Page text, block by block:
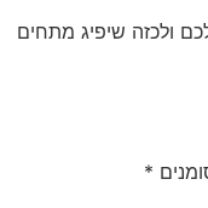
ולכזה שיפיג מתחים
*